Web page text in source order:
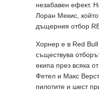
незабавен ефект.
Лоран Мекис,
дъщерния отбор
Хорнер е в Red Bull
съществува
екипа през всяка
Фетел и Макс
пилотите и шест